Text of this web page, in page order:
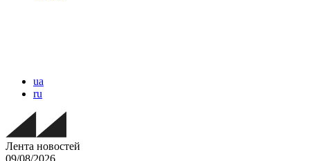
ua
ru
Лента новостей
09/08/2026